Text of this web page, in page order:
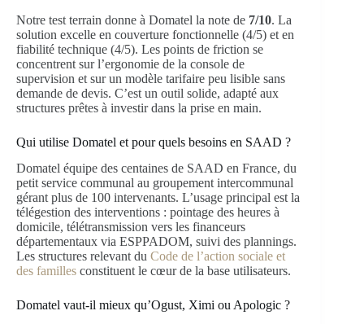
Notre test terrain donne à Domatel la note de 7/10. La
solution excelle en couverture fonctionnelle (4/5) et en
fiabilité technique (4/5). Les points de friction se
concentrent sur l’ergonomie de la console de
supervision et sur un modèle tarifaire peu lisible sans
demande de devis. C’est un outil solide, adapté aux
structures prêtes à investir dans la prise en main.
Qui utilise Domatel et pour quels besoins en SAAD ?
Domatel équipe des centaines de SAAD en France, du
petit service communal au groupement intercommunal
gérant plus de 100 intervenants. L’usage principal est la
télégestion des interventions : pointage des heures à
domicile, télétransmission vers les financeurs
départementaux via ESPPADOM, suivi des plannings.
Les structures relevant du Code de l’action sociale et
des familles constituent le cœur de la base utilisateurs.
Domatel vaut-il mieux qu’Ogust, Ximi ou Apologic ?